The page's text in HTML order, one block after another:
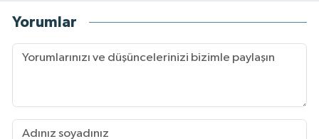
Yorumlar